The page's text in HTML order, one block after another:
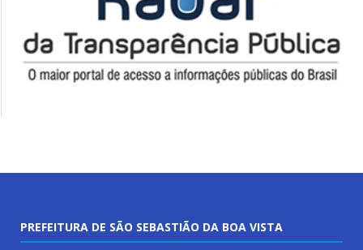
PREFEITURA DE SÃO SEBASTIÃO DA BOA VISTA